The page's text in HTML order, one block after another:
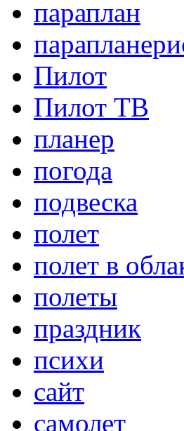
параплан
Пилот
Пилот ТВ
планер
погода
подвеска
полет
полет в
полеты
праздник
психи
сайт
самолет